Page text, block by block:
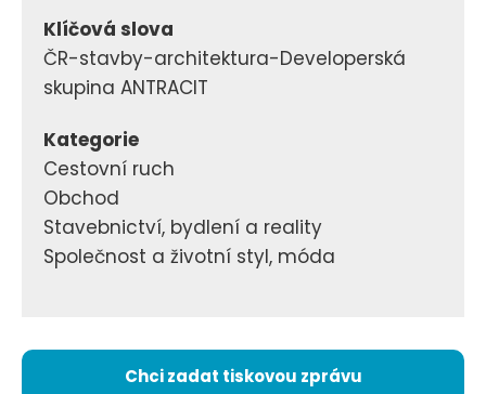
Klíčová slova
ČR-stavby-architektura-Developerská
skupina ANTRACIT
Kategorie
Cestovní ruch
Obchod
Stavebnictví, bydlení a reality
Společnost a životní styl, móda
Chci zadat tiskovou zprávu